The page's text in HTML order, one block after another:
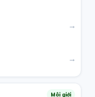
→
→
Môi giới